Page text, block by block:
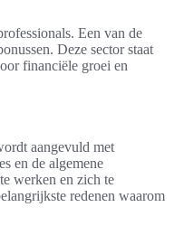
Een van de
Deze sector staat
financiële groei en
aangevuld met
en de algemene
werken en zich te
redenen waarom